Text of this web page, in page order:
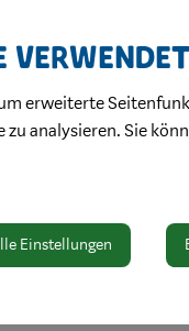
M 0676 64 17 409
bachleitner.info
Öffnungszeiten
Nach
erweiterte
zu analysieren. Sie
Einstellungen